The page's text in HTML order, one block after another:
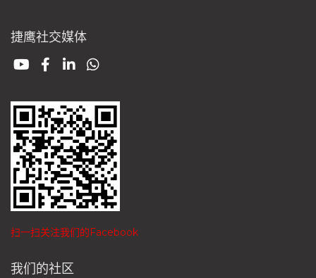
捷鹰社交媒体
扫一扫关注我们的Facebook
我们的社区